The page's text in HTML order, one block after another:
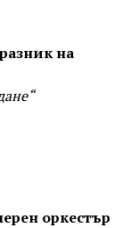
на
оркестър